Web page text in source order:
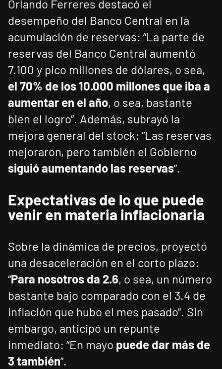
Orlando Ferreres destacó el
desempeño del Banco Central en la
acumulación de reservas: “La parte de
reservas del Banco Central aumentó
7.100 y pico millones de dólares, o sea,
el 70% de los 10.000 millones que iba a
aumentar en el año, o sea, bastante
bien el logro”. Además, subrayó la
mejora general del stock: “Las reservas
mejoraron, pero también el Gobierno
siguió aumentando las reservas”.
Expectativas de lo que puede
venir en materia inflacionaria
Sobre la dinámica de precios, proyectó
una desaceleración en el corto plazo:
“Para nosotros da 2.6, o sea, un número
bastante bajo comparado con el 3.4 de
inflación que hubo el mes pasado”. Sin
embargo, anticipó un repunte
inmediato: “En mayo puede dar más de
3 también”.